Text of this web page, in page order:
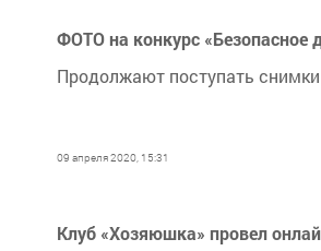
ФОТО на конкурс «Безопасное
Продолжают поступать
09 апреля 2020, 15:31
Клуб «Хозяюшка» провел